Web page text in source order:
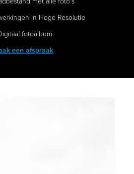
in Hoge Resolutie
fotoalbum
een afspraak